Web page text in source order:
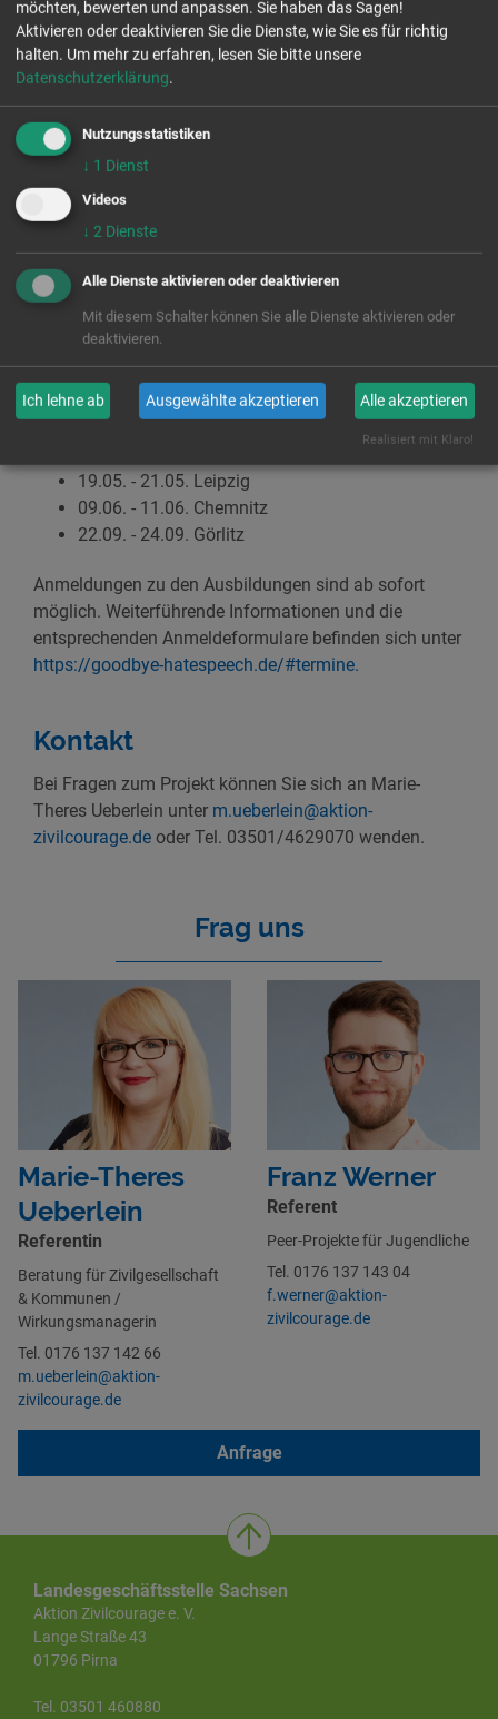
inhaltliches Wissen, sondern auch methodische sowie
soziale Kompetenzen, mit denen sie anschließend in
einer „Werkstatt“ einen eigenen interaktiven und
gestalten können.
Da Hassbotschaften und Falschnachrichten im Netz,
auch einen Nährboden für Extremismus bieten, möchte
das Angebot von "Goodbye Hate Speech" auf diesem
Weg dazu beitragen, dass sich das Wissen um
Handlungsoptionen gegen diese Erscheinungsformen
im digitalen Raum unter jungen Menschen
multipliziert.
Termine 2022 und Anmeldung
19.05. - 21.05. Leipzig
09.06. - 11.06. Chemnitz
22.09. - 24.09. Görlitz
Anmeldungen zu den Ausbildungen sind ab sofort
möglich. Weiterführende Informationen und die
entsprechenden Anmeldeformulare befinden sich unter
https://goodbye-hatespeech.de/#termine.
Kontakt
Bei Fragen zum Projekt können Sie sich an Marie-
Theres Ueberlein unter m.ueberlein@aktion-
zivilcourage.de oder Tel. 03501/4629070 wenden.
Frag uns
Marie-Theres
Ueberlein
Referentin
Beratung für Zivilgesellschaft
& Kommunen /
Wirkungsmanagerin
Tel. 0176 137 142 66
m.ueberlein@aktion-
zivilcourage.de
Franz Werner
Referent
Peer-Projekte für Jugendliche
Tel. 0176 137 143 04
f.werner@aktion-
zivilcourage.de
Anfrage
Landesgeschäftsstelle Sachsen
Aktion Zivilcourage e. V.
Lange Straße 43
01796 Pirna
Tel. 03501 460880
möchten, bewerten und anpassen. Sie haben das Sagen!
Aktivieren oder deaktivieren Sie die Dienste, wie Sie es für richtig
halten. Um mehr zu erfahren, lesen Sie bitte unsere
Datenschutzerklärung.
Nutzungsstatistiken
↓ 1 Dienst
Videos
↓ 2 Dienste
Alle Dienste aktivieren oder deaktivieren
Mit diesem Schalter können Sie alle Dienste aktivieren oder
deaktivieren.
Ich lehne ab Ausgewählte akzeptieren Alle akzeptieren
Realisiert mit Klaro!